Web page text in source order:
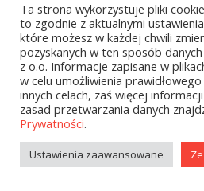
Kategorie
zobacz wszystkie
Kolekcje Biedronka
Ta strona wykorzystuje pliki
to zgodnie z aktualnymi
które możesz w każdej chwili
pozyskanych w ten sposób
z o.o. Informacje zapisane w
w celu umożliwienia
innych celach, zaś więcej
zasad przetwarzania danych
Prywatności.
Ustawienia zaawansowane